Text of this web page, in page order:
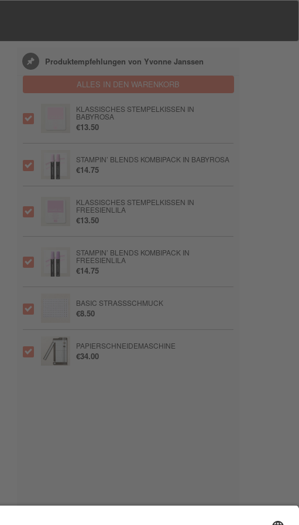
Produktempfehlungen von Yvonne Janssen
ALLES IN DEN WARENKORB
KLASSISCHES STEMPELKISSEN IN
BABYROSA
€13.50
STAMPIN’ BLENDS KOMBIPACK IN BABYROSA
€14.75
KLASSISCHES STEMPELKISSEN IN
FREESIENLILA
€13.50
STAMPIN’ BLENDS KOMBIPACK IN
FREESIENLILA
€14.75
BASIC STRASSSCHMUCK
€8.50
PAPIERSCHNEIDEMASCHINE
€34.00